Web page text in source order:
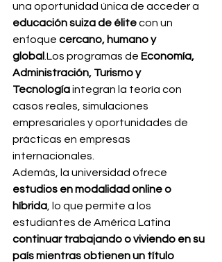
una oportunidad única de acceder a
educación suiza de élite con un
enfoque cercano, humano y
global .Los programas de Economía,
Administración, Turismo y
Tecnología integran la teoría con
casos reales, simulaciones
empresariales y oportunidades de
prácticas en empresas
internacionales.
Además, la universidad ofrece
estudios en modalidad online o
híbrida , lo que permite a los
estudiantes de América Latina
continuar trabajando o viviendo en su
país mientras obtienen un título